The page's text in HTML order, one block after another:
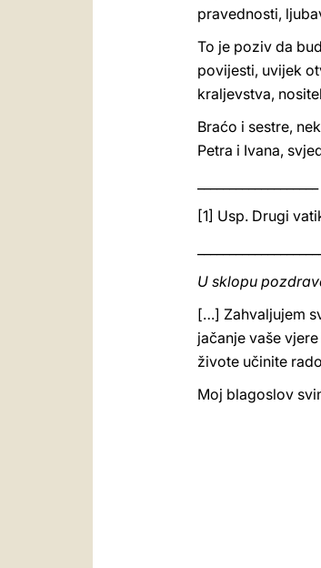
pravednosti,
To je poziv da
povijesti, uvijek
kraljevstva,
Braćo i sestre,
Petra i Ivana,
[1] Usp. Drugi
U sklopu
[…] Zahvaljujem
jačanje vaše
živote učinite
Moj blagoslov